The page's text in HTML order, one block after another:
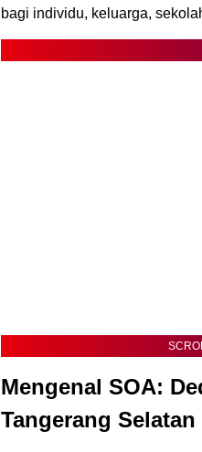
bagi individu, keluarga,
Mengenal SOA:
Tangerang Selatan